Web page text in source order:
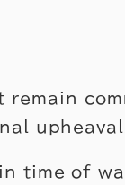
time of